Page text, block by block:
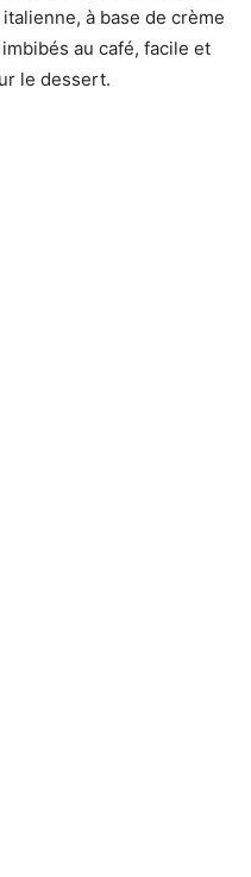
à base de crème
au café, facile et
le dessert.